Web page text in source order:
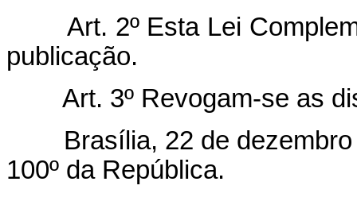
Art. 2º Esta Lei
publicação.
Art. 3º Revogam-se as
Brasília, 22 de dezembro
100º da República.